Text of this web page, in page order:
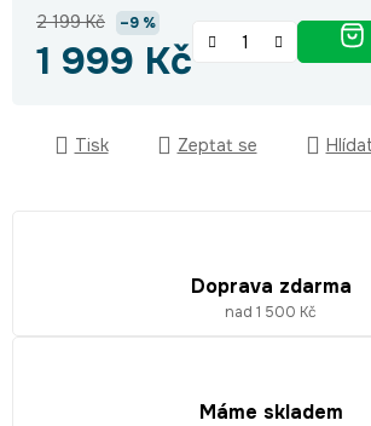
2 199 Kč –9 %
1 999 Kč
Tisk Zeptat se Hlídat
Doprava zdarma
nad 1 500 Kč
Máme skladem